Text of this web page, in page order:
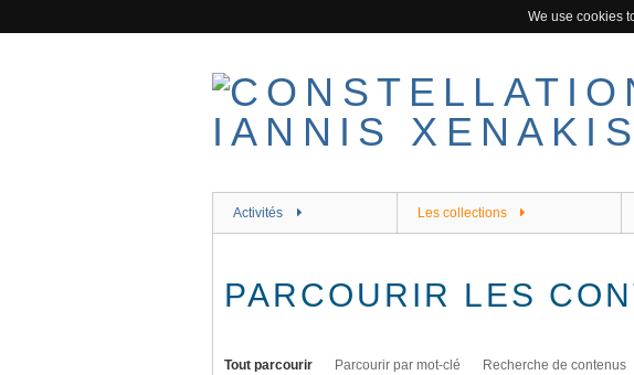
We use cookies
Activités Les collections
PARCOURIR LES
Tout parcourir Parcourir par mot-clé Recherche de contenus